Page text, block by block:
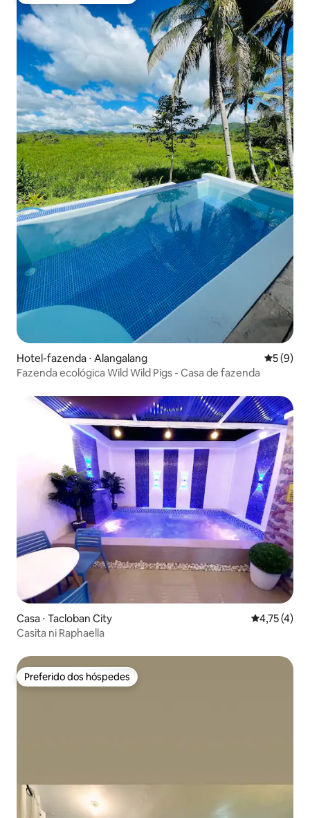
Hotel-fazenda ⋅ Alangalang 5 de
5 (9)
Fazenda ecológica Wild Wild Pigs - Casa de fazenda
Casa ⋅ Tacloban City 4,75 de
4,75 (4)
Casita ni Raphaella
Preferido dos hóspedes
Preferido dos hóspedes